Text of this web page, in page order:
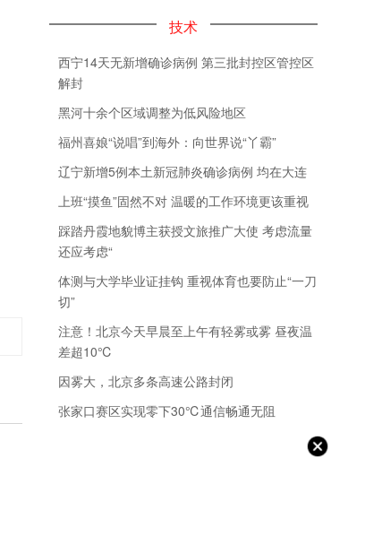
技术
西宁14天无新增确诊病例 第三批封控区管控区
解封
黑河十余个区域调整为低风险地区
福州喜娘“说唱”到海外：向世界说“丫霸”
辽宁新增5例本土新冠肺炎确诊病例 均在大连
上班“摸鱼”固然不对 温暖的工作环境更该重视
踩踏丹霞地貌博主获授文旅推广大使 考虑流量
还应考虑“
体测与大学毕业证挂钩 重视体育也要防止“一刀
切”
注意！北京今天早晨至上午有轻雾或雾 昼夜温
差超10℃
因雾大，北京多条高速公路封闭
张家口赛区实现零下30℃通信畅通无阻